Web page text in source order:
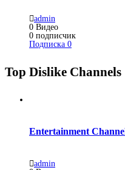
admin
0 Видео
0 подписчик
Подписка 0
Top Dislike Channels
Entertainment
admin